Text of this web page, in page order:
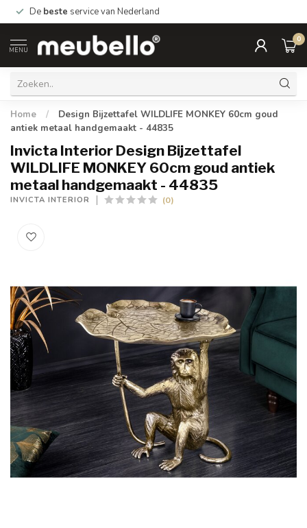
De beste service van Nederland
MENU
0
Home /
Design Bijzettafel WILDLIFE MONKEY 60cm goud
antiek metaal handgemaakt - 44835
Invicta Interior Design Bijzettafel
WILDLIFE MONKEY 60cm goud antiek
metaal handgemaakt - 44835
INVICTA INTERIOR (0)